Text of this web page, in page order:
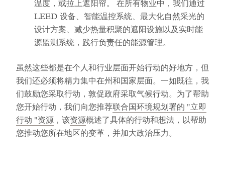
温度，或拉上遮阳帘。 在所有物业中，我们通过
LEED 设备、智能温控系统、最大化自然采光的
设计方案、减少热量积聚的遮阳设施以及实时能
源监测系统，践行负责任的能源管理。
虽然这些都是在个人和行业层面开始行动的好地方，但
我们还必须将精力集中在州和国家层面。一如既往，我
们鼓励您采取行动，敦促政府采取气候行动。为了帮助
您开始行动，我们向您推荐联合国环境规划署的 "立即
行动 "资源 ，该资源概述了具体的行动和想法，以帮助
您推动您所在地区的变革，并加大政治压力。